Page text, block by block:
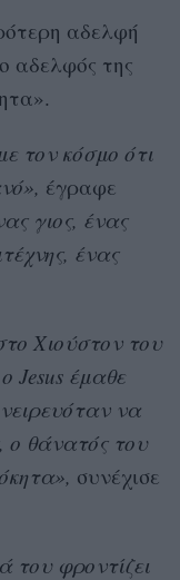
αδελφή
αδελφός της
τον κόσμο ότι
έγραφε
γιος, ένας
ένας
Χιούστον του
Jesus έμαθε
να
ο θάνατός του
συνέχισε
του φροντίζει